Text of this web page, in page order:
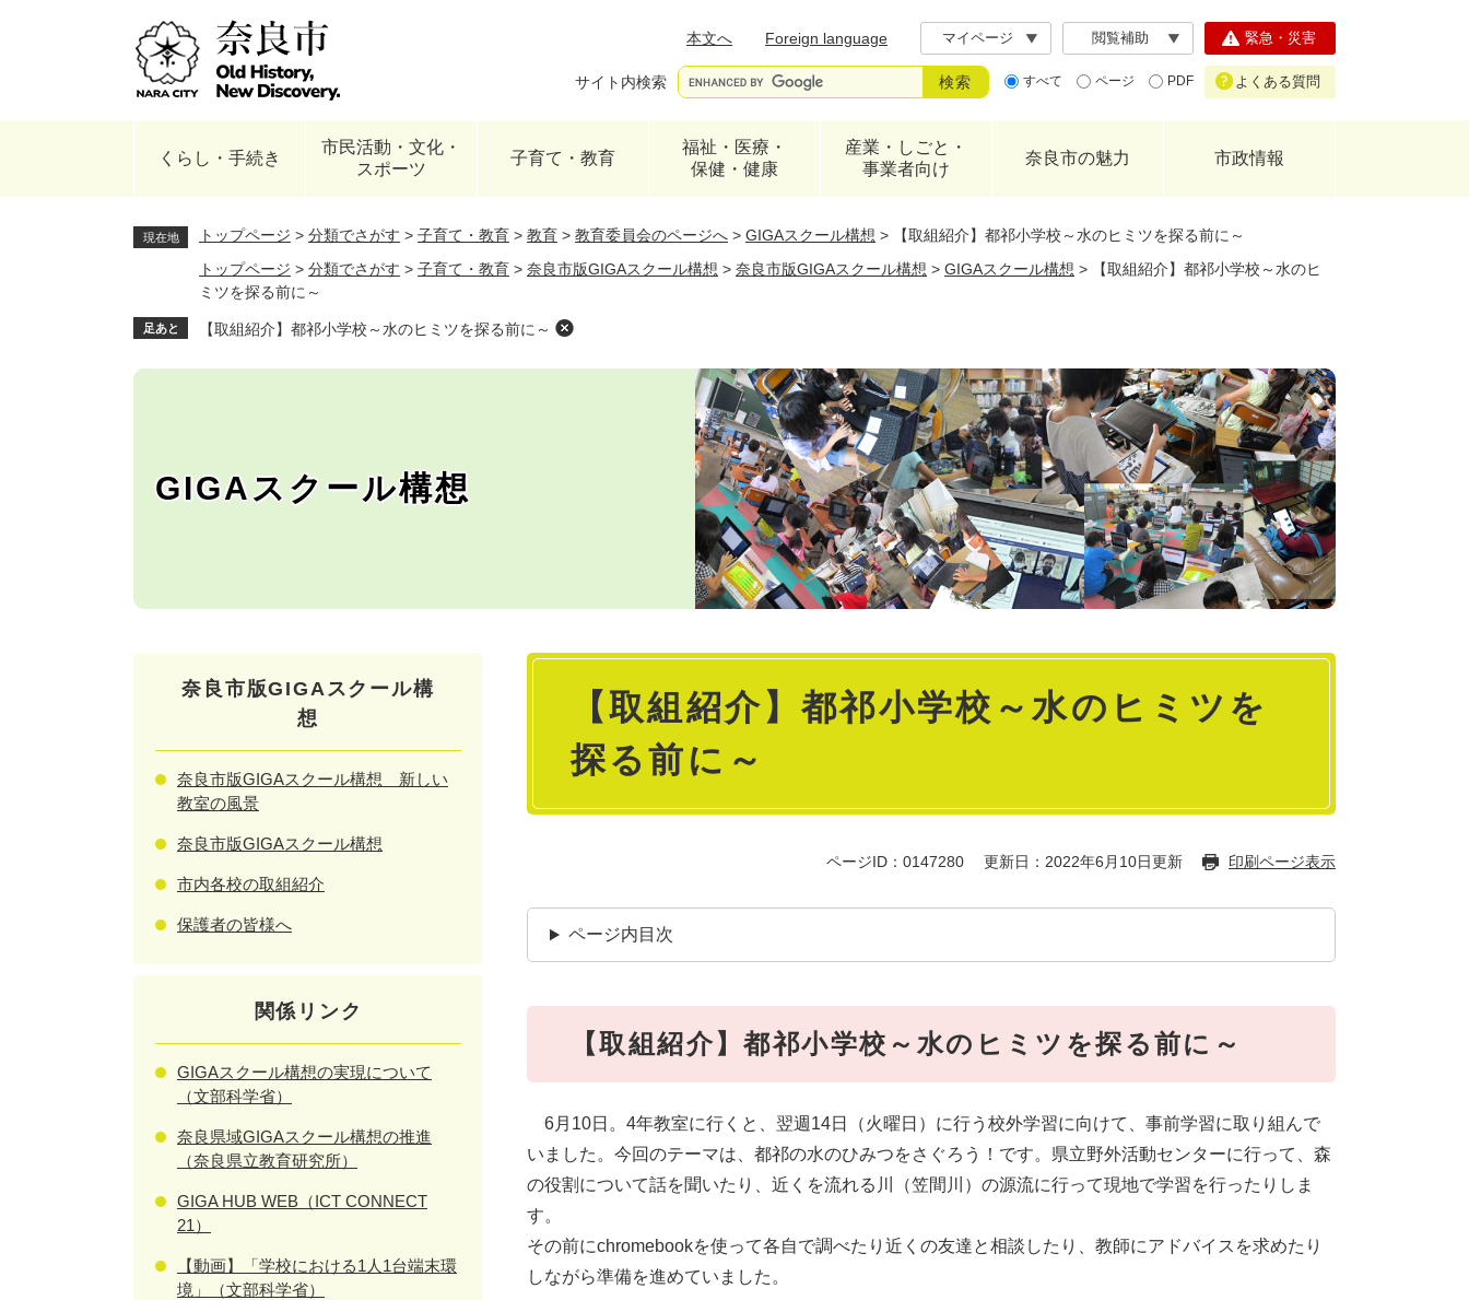
本文へ
Foreign language マイページ 閲覧補助
サイト内検索 すべて ページ PDF
緊急・災害
よくある質問
くらし・手続き
市民活動・文化・
スポーツ
子育て・教育
福祉・医療・
保健・健康
産業・しごと・
事業者向け
奈良市の魅力 市政情報
現在地 トップページ > 分類でさがす > 子育て・教育 > 教育 > 教育委員会のページへ > GIGAスクール構想 >
【取組紹介】都祁小学校～水のヒミツを探る前に～
トップページ > 分類でさがす > 子育て・教育 > 奈良市版GIGAスクール構想 > 奈良市版GIGAスクール構想 > GIGAスクール構想 >
【取組紹介】都祁小学校～水のヒ
ミツを探る前に～
足あと 【取組紹介】都祁小学校～水のヒミツを探る前に～
GIGAスクール構想
本
【取組紹介】都祁小学校～水のヒミツを
探る前に～
ページID：0147280 更新日：2022年6月10日更新 印刷ページ表示
ページ内目次
【取組紹介】都祁小学校～水のヒミツを探る前に～
6月10日。4年教室に行くと、翌週14日（火曜日）に行う校外学習に向けて、事前学習に取り組んで
いました。今回のテーマは、都祁の水のひみつをさぐろう！です。県立野外活動センターに行って、森
の役割について話を聞いたり、近くを流れる川（笠間川）の源流に行って現地で学習を行ったりしま
す。
その前にchromebookを使って各自で調べたり近くの友達と相談したり、教師にアドバイスを求めたり
しながら準備を進めていました。
奈良市版GIGAスクール構
想
奈良市版GIGAスクール構想 新しい
教室の風景
奈良市版GIGAスクール構想
市内各校の取組紹介
保護者の皆様へ
関係リンク
GIGAスクール構想の実現について
（文部科学省）
奈良県域GIGAスクール構想の推進
（奈良県立教育研究所）
GIGA HUB WEB（ICT CONNECT
21）
【動画】「学校における1人1台端末環
境」（文部科学省）